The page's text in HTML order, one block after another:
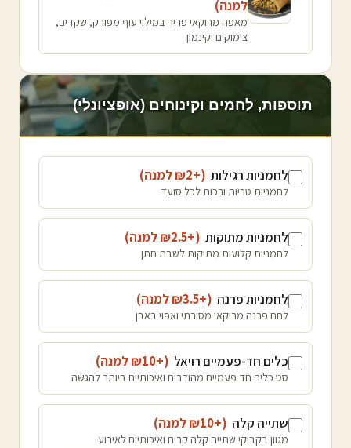
למנה)
מאפה מרוקאי פריך במילוי עוף מפורק, שקדים,
צימוקים וקינמון
תוספות, לחמים וקינוחים (אופציונלי)
לחמניות רגילות (+₪
2 למנה)
לחמניות טריות ורכות לכל סועד
לחמניות מתוקות (+₪
2.5 למנה)
לחמניות קלועות מתוקות לשבת חתן
לחמניות פרנה (+₪
3.5 למנה)
לחם פרנה מרוקאי מסורתי ואפוי באבן
כלים חד-פעמיים רויאל (+₪
10 למנה)
סט כלים חד פעמיים מהודרים ואיכותיים ביותר להגשה
שתייה קלה (+₪
10 למנה)
מגוון בקבוקי שתייה קלה קרים ואיכותיים לאירוע